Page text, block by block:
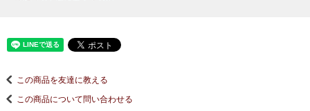
この商品を友達に教える
この商品について問い合わせる